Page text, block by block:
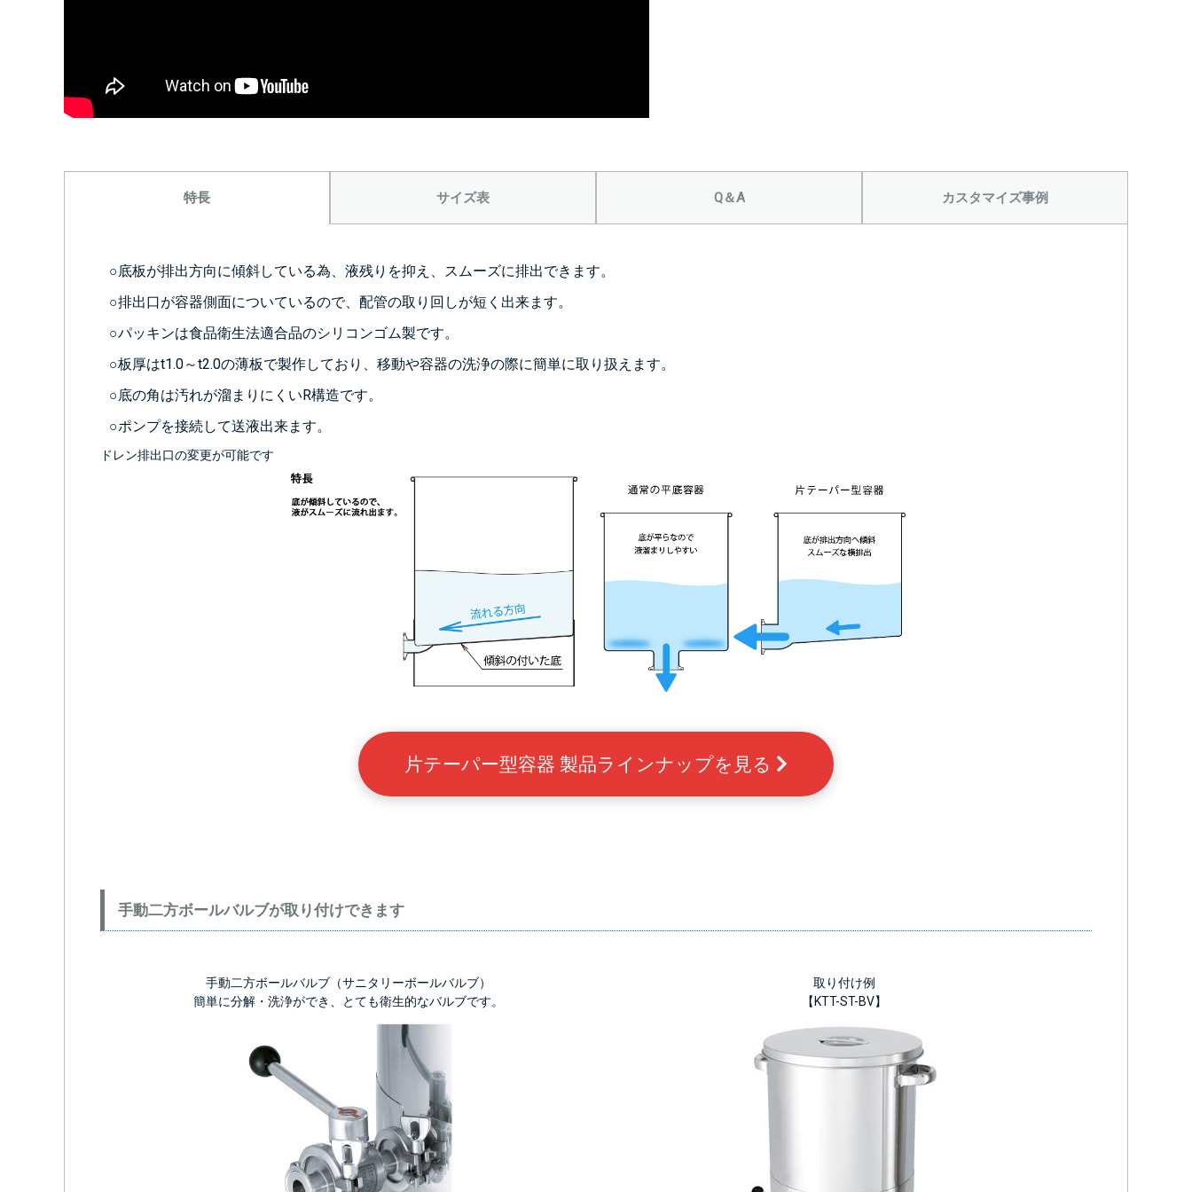
特長 サイズ表 Q＆A カスタマイズ事例
○底板が排出方向に傾斜している為、液残りを抑え、スムーズに排出できます。
○排出口が容器側面についているので、配管の取り回しが短く出来ます。
○パッキンは食品衛生法適合品のシリコンゴム製です。
○板厚はt1.0～t2.0の薄板で製作しており、移動や容器の洗浄の際に簡単に取り扱えます。
○底の角は汚れが溜まりにくいR構造です。
○ポンプを接続して送液出来ます。
ドレン排出口の変更が可能です
片テーパー型容器 製品ラインナップを見る
手動二方ボールバルブが取り付けできます
手動二方ボールバルブ（サニタリーボールバルブ）
簡単に分解・洗浄ができ、とても衛生的なバルブです。
取り付け例
【KTT-ST-BV】